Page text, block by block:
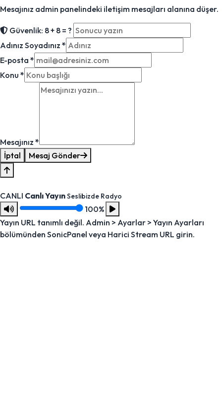
Mesajınız admin panelindeki iletişim mesajları alanına düşer.
Güvenlik: 8 + 8 = ?
Adınız Soyadınız *
E-posta *
Konu *
Mesajınız *
İptal
Mesaj Gönder
CANLI Canlı YayınSeslibizde Radyo
100%
Yayın URL tanımlı değil. Admin > Ayarlar > Yayın Ayarları
bölümünden SonicPanel veya Harici Stream URL girin.